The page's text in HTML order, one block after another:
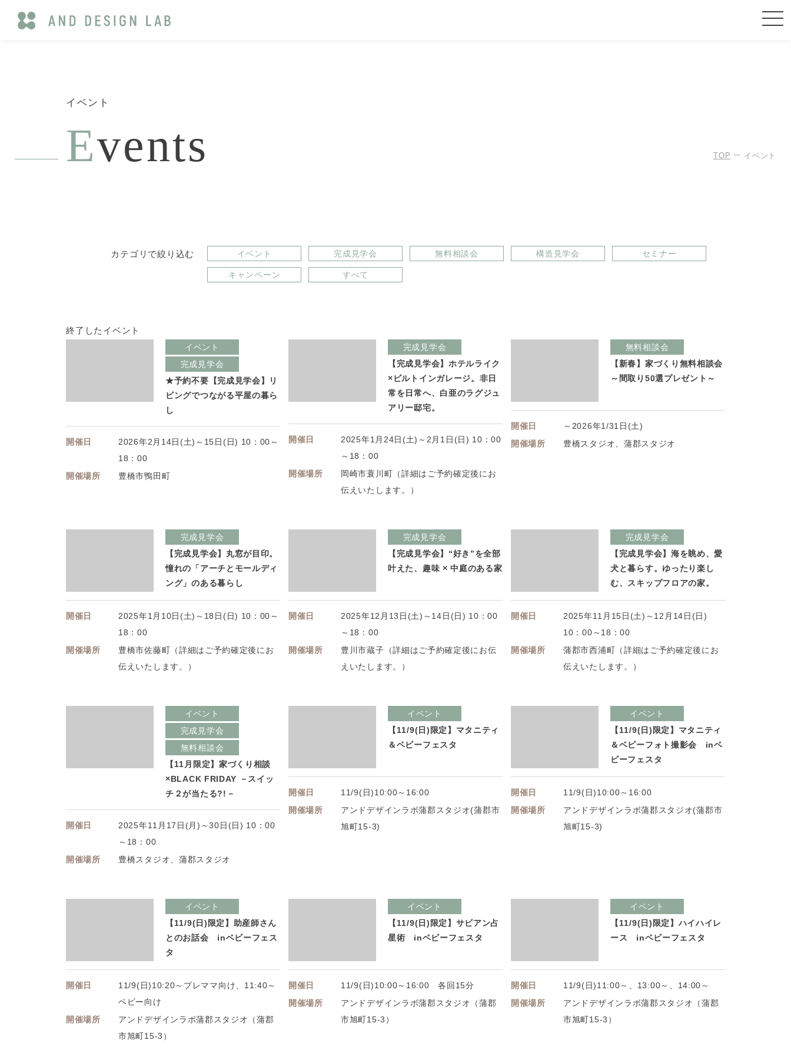
イベント
Events TOP イベント
カテゴリで絞り込む イベント 完成見学会 無料相談会 構造見学会 セミナー
キャンペーン すべて
終了したイベント
イベント
完成見学会
★予約不要【完成見学会】リ
ビングでつながる平屋の暮ら
し
開催日
2026年2月14日(土)～15日(日) 10：00～
18：00
開催場所
豊橋市鴨田町
完成見学会
【完成見学会】ホテルライク
×ビルトインガレージ。非日
常を日常へ、白亜のラグジュ
アリー邸宅。
開催日
2025年1月24日(土)～2月1日(日) 10：00
～18：00
開催場所
岡崎市蓑川町（詳細はご予約確定後にお
伝えいたします。）
無料相談会
【新春】家づくり無料相談会
～間取り50選プレゼント～
開催日
～2026年1/31日(土)
開催場所
豊橋スタジオ、蒲郡スタジオ
完成見学会
【完成見学会】丸窓が目印。
憧れの「アーチとモールディ
ング」のある暮らし
開催日
2025年1月10日(土)～18日(日) 10：00～
18：00
開催場所
豊橋市佐藤町（詳細はご予約確定後にお
伝えいたします。）
完成見学会
【完成見学会】“好き”を全部
叶えた、趣味 × 中庭のある家
開催日
2025年12月13日(土)～14日(日) 10：00
～18：00
開催場所
豊川市蔵子（詳細はご予約確定後にお伝
えいたします。）
完成見学会
【完成見学会】海を眺め、愛
犬と暮らす。ゆったり楽し
む、スキップフロアの家。
開催日
2025年11月15日(土)～12月14日(日)
10：00～18：00
開催場所
蒲郡市西浦町（詳細はご予約確定後にお
伝えいたします。）
イベント
完成見学会
無料相談会
【11月限定】家づくり相談
×BLACK FRIDAY －スイッ
チ２が当たる?!－
開催日
2025年11月17日(月)～30日(日) 10：00
～18：00
開催場所
豊橋スタジオ、蒲郡スタジオ
イベント
【11/9(日)限定】マタニティ
＆ベビーフェスタ
開催日
11/9(日)10:00～16:00
開催場所
アンドデザインラボ蒲郡スタジオ(蒲郡市
旭町15-3)
イベント
【11/9(日)限定】マタニティ
＆ベビーフォト撮影会 inベ
ビーフェスタ
開催日
11/9(日)10:00～16:00
開催場所
アンドデザインラボ蒲郡スタジオ(蒲郡市
旭町15-3)
イベント
【11/9(日)限定】助産師さん
とのお話会 inベビーフェス
タ
開催日
11/9(日)10:20～プレママ向け、11:40～
ベビー向け
開催場所
アンドデザインラボ蒲郡スタジオ（蒲郡
市旭町15-3）
イベント
【11/9(日)限定】サビアン占
星術 inベビーフェスタ
開催日
11/9(日)10:00～16:00 各回15分
開催場所
アンドデザインラボ蒲郡スタジオ（蒲郡
市旭町15-3）
イベント
【11/9(日)限定】ハイハイレ
ース inベビーフェスタ
開催日
11/9(日)11:00～、13:00～、14:00～
開催場所
アンドデザインラボ蒲郡スタジオ（蒲郡
市旭町15-3）